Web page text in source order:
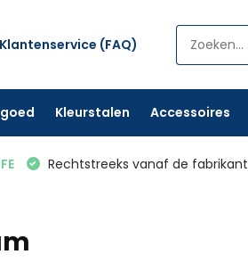
Klantenservice (FAQ)
Kleurstalen Accessoires
Rechtstreeks vanaf de fabrikant